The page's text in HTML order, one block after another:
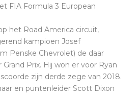
FIA Formula 3 European
het Road America circuit,
kampioen Josef
Penske Chevrolet) de daar
Prix. Hij won er voor Ryan
zijn derde zege van 2018.
en puntenleider Scott Dixon